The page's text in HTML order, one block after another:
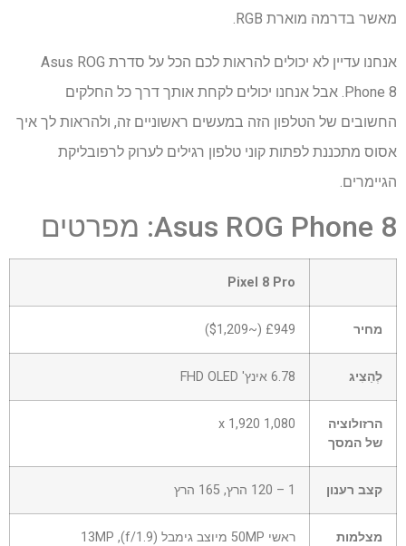
מאשר בדרמה מוארת RGB.
אנחנו עדיין לא יכולים להראות לכם הכל על סדרת Asus ROG
Phone 8. אבל אנחנו יכולים לקחת אותך דרך כל החלקים
החשובים של הטלפון הזה במעשים ראשוניים זה, ולהראות לך איך
אסוס מתכננת לפתות קוני טלפון רגילים לערוק לרפובליקת
הגיימרים.
Asus ROG Phone 8: מפרטים
Pixel 8 Pro
מחיר £949 (~$1,209)
לְהַצִיג 6.78 אינץ' FHD OLED
הרזולוציה
של המסך
1,080 x 1,920
קצב רענון 1 – 120 הרץ, 165 הרץ
מצלמות
ראשי 50MP מיוצב גימבל (f/1.9), 13MP